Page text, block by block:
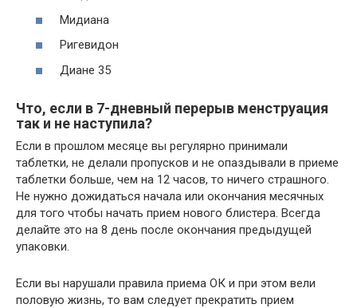
Мидиана
Ригевидон
Диане 35
Что, если в 7-дневный перерыв менструация
так и не наступила?
Если в прошлом месяце вы регулярно принимали
таблетки, не делали пропусков и не опаздывали в приеме
таблетки больше, чем на 12 часов, то ничего страшного.
Не нужно дожидаться начала или окончания месячных
для того чтобы начать прием нового блистера. Всегда
делайте это на 8 день после окончания предыдущей
упаковки.
Если вы нарушали правила приема ОК и при этом вели
половую жизнь, то вам следует прекратить прием